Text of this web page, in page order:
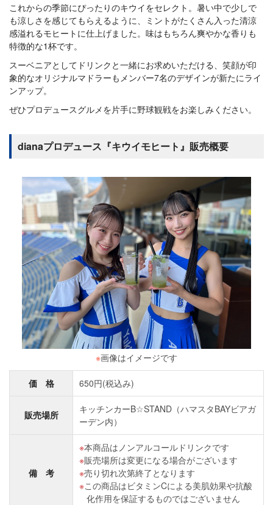
これからの季節にぴったりのキウイをセレクト。暑い中で少しで
も涼しさを感じてもらえるように、ミントがたくさん入った清涼
感溢れるモヒートに仕上げました。味はもちろん爽やかな香りも
特徴的な1杯です。
スーベニアとしてドリンクと一緒にお求めいただける、笑顔が印
象的なオリジナルマドラーもメンバー7名のデザインが新たにライ
ンアップ。
ぜひプロデュースグルメを片手に野球観戦をお楽しみください。
dianaプロデュース『キウイモヒート』販売概要
※画像はイメージです
価 格 650円(税込み)
販売場所
キッチンカーB☆STAND（ハマスタBAYビアガ
ーデン内）
備 考
本商品はノンアルコールドリンクです
販売場所は変更になる場合がございます
売り切れ次第終了となります
この商品はビタミンCによる美肌効果や抗酸
化作用を保証するものではございません